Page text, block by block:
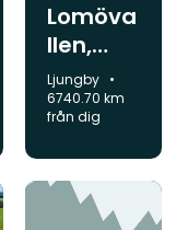
Lomöva
llen,
idrottsp
lats
Kommun:
Ljungby
6740.70 km
från dig